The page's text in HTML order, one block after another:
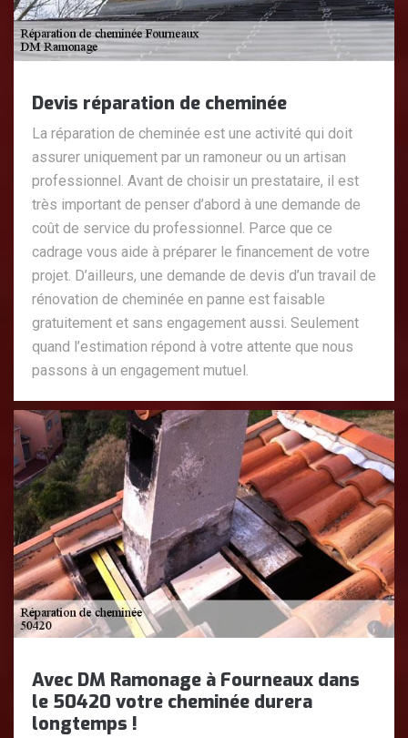
Devis réparation de cheminée
La réparation de cheminée est une activité qui doit
assurer uniquement par un ramoneur ou un artisan
professionnel. Avant de choisir un prestataire, il est
très important de penser d’abord à une demande de
coût de service du professionnel. Parce que ce
cadrage vous aide à préparer le financement de votre
projet. D’ailleurs, une demande de devis d’un travail de
rénovation de cheminée en panne est faisable
gratuitement et sans engagement aussi. Seulement
quand l’estimation répond à votre attente que nous
passons à un engagement mutuel.
Avec DM Ramonage à Fourneaux dans
le 50420 votre cheminée durera
longtemps !